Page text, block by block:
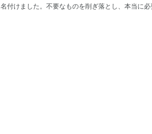
名付けました。不要なものを削ぎ落とし、本当に必要なも
て、不要な装着負担などがない状態で高機能なセ